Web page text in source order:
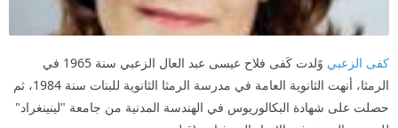
ترى إلا ما داخلها. و تأتي أصوات العجوز الميت الذي كان
يذكره بدناءته.
في باقي الغرف التي انتقل اليها راعي، لم تكن الغرف
كفى الزعبي
وًلدت كَفى فلاح عيسى عبد العال الزعبي سنة 1965 في
الرمثا، أنهت الثانوية العامة في مدرسة الرمثا الثانوية للبنات سنة 1984، ثم
حصلت على شهادة البكالوريوس في الهندسة المدنية من جامعة "لينينغراد"